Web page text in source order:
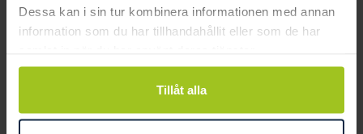
Dessa kan i sin tur kombinera informationen med annan
information som du har tillhandahållit eller som de har
Tillåt alla
Faith Hope Love
Rainbow förgyllt